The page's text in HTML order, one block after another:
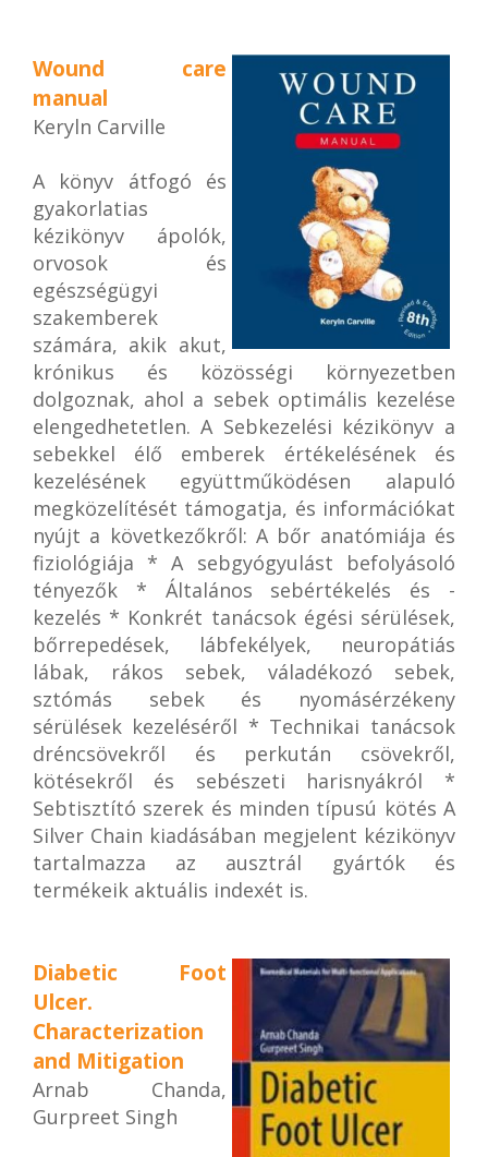
Wound care
manual
Keryln Carville
A könyv átfogó és
gyakorlatias
kézikönyv ápolók,
orvosok és
egészségügyi
szakemberek
számára, akik akut,
krónikus és közösségi környezetben
dolgoznak, ahol a sebek optimális kezelése
elengedhetetlen. A Sebkezelési kézikönyv a
sebekkel élő emberek értékelésének és
kezelésének együttműködésen alapuló
megközelítését támogatja, és információkat
nyújt a következőkről: A bőr anatómiája és
fiziológiája * A sebgyógyulást befolyásoló
tényezők * Általános sebértékelés és -
kezelés * Konkrét tanácsok égési sérülések,
bőrrepedések, lábfekélyek, neuropátiás
lábak, rákos sebek, váladékozó sebek,
sztómás sebek és nyomásérzékeny
sérülések kezeléséről * Technikai tanácsok
dréncsövekről és perkután csövekről,
kötésekről és sebészeti harisnyákról *
Sebtisztító szerek és minden típusú kötés A
Silver Chain kiadásában megjelent kézikönyv
tartalmazza az ausztrál gyártók és
termékeik aktuális indexét is.
Diabetic Foot
Ulcer.
Characterization
and Mitigation
Arnab Chanda,
Gurpreet Singh